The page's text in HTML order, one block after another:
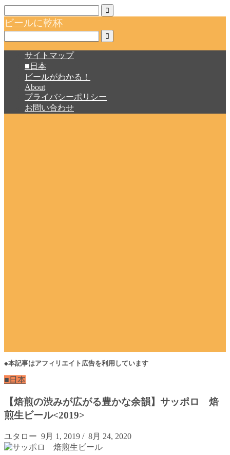
ビールに乾杯
サイトマップ
■日本
ビールがわかる！
About
プライバシーポリシー
お問い合わせ
◆本記事はアフィリエイト広告を利用しています
■日本
【焙煎の渋みが広がる豊かな余韻】サッポロ 焙
煎生ビール<2019>
ユタロー 9月 1, 2019 / 8月 24, 2020